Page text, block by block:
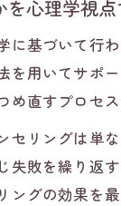
を心理学視
に基づいて行
を用いてサポ
直すプロセス
セリングは単
失敗を繰り返
ングの効果を